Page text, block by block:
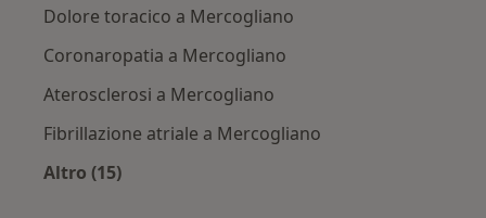
Dolore toracico a Mercogliano
Coronaropatia a Mercogliano
Aterosclerosi a Mercogliano
Fibrillazione atriale a Mercogliano
Altro (15)